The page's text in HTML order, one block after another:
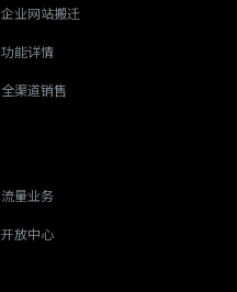
企业网站搬迁
功能详情
全渠道销售
流量业务
开放中心